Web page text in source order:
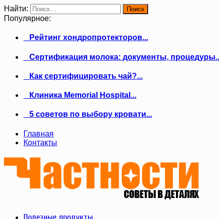
Найти:
Популярное:
Рейтинг хондропротекторов...
Сертификация молока: документы,
Как сертифицировать чай?...
Клиника Memorial Hospital...
5 советов по выбору кровати...
Главная
Контакты